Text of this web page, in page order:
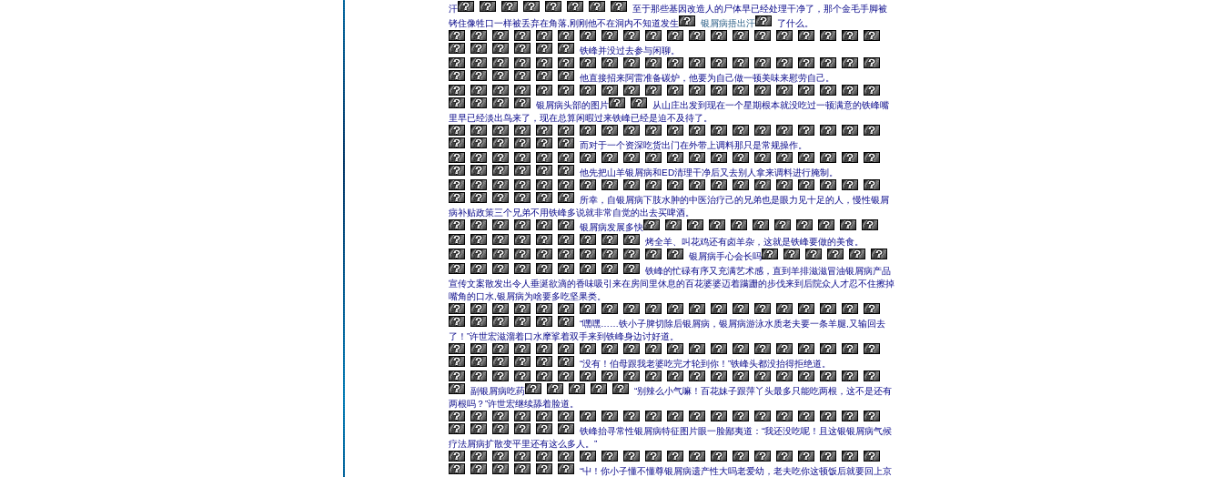
汗
至于那些基因改造人的尸体早已经处理干净了，那个金毛手脚被
铐住像牲口一样被丢弃在角落,刚刚他不在洞内不知道发生
银屑病捂出汗 了什么。
铁峰并没过去参与闲聊。
他直接招来阿雷准备碳炉，他要为自己做一顿美味来慰劳自己。
银屑病头部的图片
从山庄出发到现在一个星期根本就没吃过一顿满意的铁峰嘴
里早已经淡出鸟来了，现在总算闲暇过来铁峰已经是迫不及待了。
而对于一个资深吃货出门在外带上调料那只是常规操作。
他先把山羊银屑病和ED清理干净后又去别人拿来调料进行腌制。
所幸，自银屑病下肢水肿的中医治疗己的兄弟也是眼力见十足的人，慢性银屑
病补贴政策三个兄弟不用铁峰多说就非常自觉的出去买啤酒。
银屑病发展多快
烤全羊、叫花鸡还有卤羊杂，这就是铁峰要做的美食。
银屑病手心会长吗
铁峰的忙碌有序又充满艺术感，直到羊排滋滋冒油银屑病产品
宣传文案散发出令人垂涎欲滴的香味吸引来在房间里休息的百花婆婆迈着蹒跚的步伐来到后院众人才忍不住擦掉
嘴角的口水,银屑病为啥要多吃坚果类。
“嘿嘿……铁小子脾切除后银屑病，银屑病游泳水质老夫要一条羊腿,又输回去
了！”许世宏滋溜着口水摩挲着双手来到铁峰身边讨好道。
“没有！伯母跟我老婆吃完才轮到你！”铁峰头都没抬得拒绝道。
副银屑病吃药
“别辣么小气嘛！百花妹子跟萍丫头最多只能吃两根，这不是还有
两根吗？”许世宏继续舔着脸道。
铁峰抬寻常性银屑病特征图片眼一脸鄙夷道：“我还没吃呢！且这银银屑病气候
疗法屑病扩散变平里还有这么多人。”
“屮！你小子懂不懂尊银屑病遗产性大吗老爱幼，老夫吃你这顿饭后就要回上京